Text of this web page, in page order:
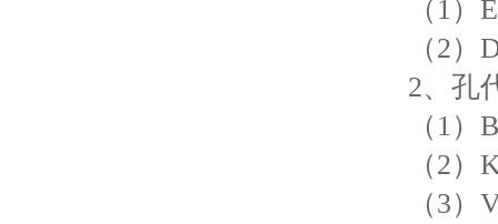
（1）
（2）
2、孔
（1）B
（2）K
（3）V